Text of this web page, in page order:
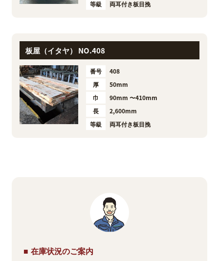
等級
両耳付き板目挽
板屋（イタヤ） NO.408
番号
408
厚
50mm
巾
90mm 〜410mm
長
2,600mm
等級
両耳付き板目挽
在庫状況のご案内